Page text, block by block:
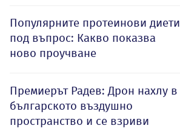
Популярните протеинови диети
под въпрос: Какво показва
ново проучване
Премиерът Радев: Дрон нахлу в
българското въздушно
пространство и се взриви